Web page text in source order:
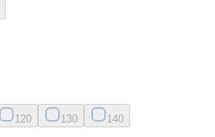
120 130 140